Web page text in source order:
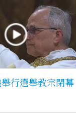
行選舉教宗閉幕